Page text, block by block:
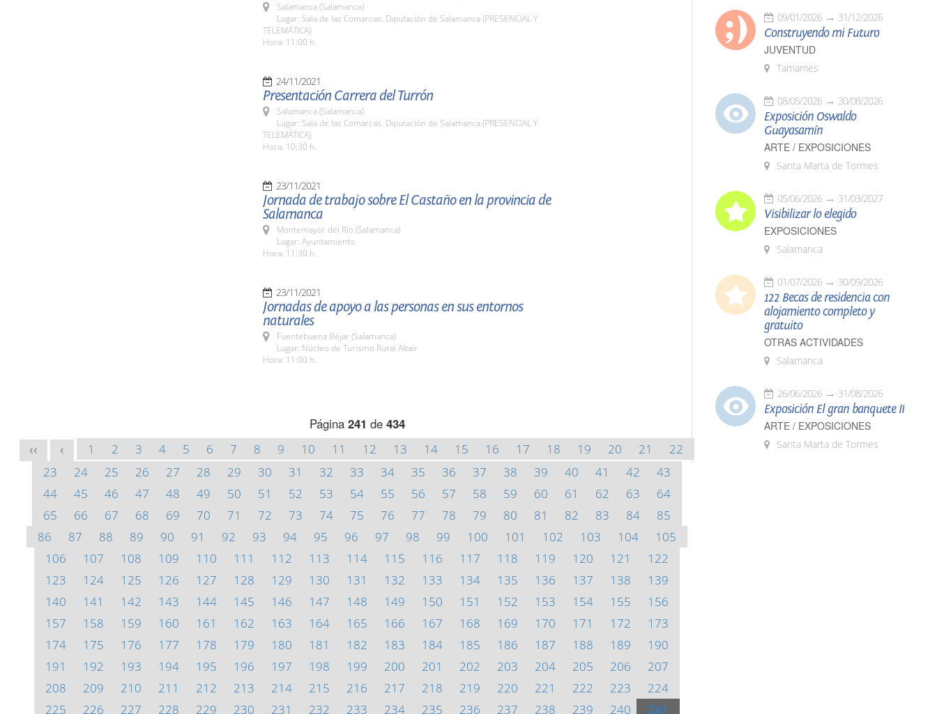
Salamanca (Salamanca)
Lugar: Sala de las Comarcas. Diputación de Salamanca (PRESENCIAL Y
TELEMÁTICA)
Hora: 11:00 h.
24/11/2021
Presentación Carrera del Turrón
Salamanca (Salamanca)
Lugar: Sala de las Comarcas. Diputación de Salamanca (PRESENCIAL Y
TELEMÁTICA)
Hora: 10:30 h.
23/11/2021
Jornada de trabajo sobre El Castaño en la provincia de
Salamanca
Montemayor del Río (Salamanca)
Lugar: Ayuntamiento
Hora: 11:30 h.
23/11/2021
Jornadas de apoyo a las personas en sus entornos
naturales
Fuentebuena Béjar (Salamanca)
Lugar: Núcleo de Turismo Rural Altair
Hora: 11:00 h.
Página 241 de 434
<< < 1 2 3 4 5 6 7 8 9 10 11 12 13 14 15 16 17 18 19 20 21
22
23
24 25 26 27 28 29 30 31 32 33 34 35 36 37 38 39 40 41 42
43
44
45 46 47 48 49 50 51 52 53 54 55 56 57 58 59 60 61 62 63
64
65
66 67 68 69 70 71 72 73 74 75 76 77 78 79 80 81 82 83 84
85
86
87 88 89 90 91 92 93 94 95 96 97 98 99 100 101 102 103 104
105
106
107 108 109 110 111 112 113 114 115 116 117 118 119 120 121
122
123
124 125 126 127 128 129 130 131 132 133 134 135 136 137 138
139
140
141 142 143 144 145 146 147 148 149 150 151 152 153 154 155
156
157
158 159 160 161 162 163 164 165 166 167 168 169 170 171 172
173
174
175 176 177 178 179 180 181 182 183 184 185 186 187 188 189
190
191
192 193 194 195 196 197 198 199 200 201 202 203 204 205 206
207
208
209 210 211 212 213 214 215 216 217 218 219 220 221 222 223
224
225
226 227 228 229 230 231 232 233 234 235 236 237 238 239 240 241
09/01/2026 31/12/2026
Construyendo mi Futuro
JUVENTUD
Tamames
08/05/2026 30/08/2026
Exposición Oswaldo
Guayasamín
ARTE / EXPOSICIONES
Santa Marta de Tormes
05/06/2026 31/03/2027
Visibilizar lo elegido
EXPOSICIONES
Salamanca
01/07/2026 30/09/2026
122 Becas de residencia con
alojamiento completo y
gratuito
OTRAS ACTIVIDADES
Salamanca
26/06/2026 31/08/2026
Exposición El gran banquete II
ARTE / EXPOSICIONES
Santa Marta de Tormes